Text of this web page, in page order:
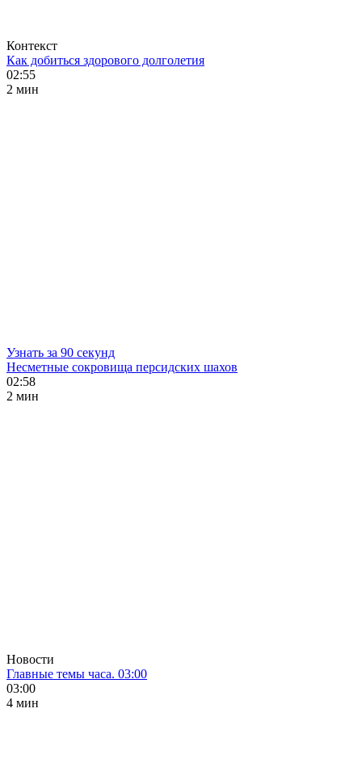
Контекст
Как добиться здорового долголетия
02:55
2 мин
Узнать за 90 секунд
Несметные сокровища персидских шахов
02:58
2 мин
Новости
Главные темы часа. 03:00
03:00
4 мин